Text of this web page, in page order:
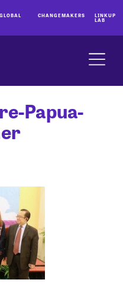
CHANGEMAKERS LINKUP
LAB
Papua-